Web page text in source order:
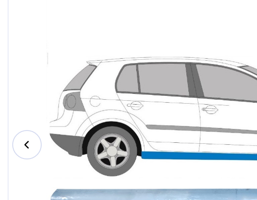
Jeep
MAN
Mazda
Nissan